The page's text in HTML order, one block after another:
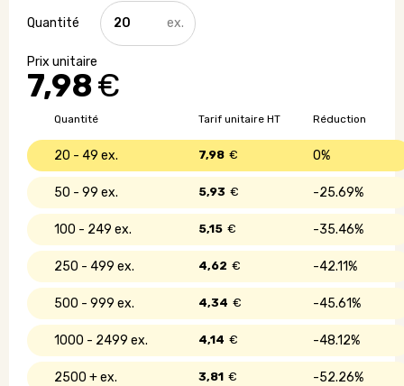
7,98€
quantité
de
Casquette
en
coton
Quantité Réduction
Tarif unitaire HT
20 - 49 0%
7,98 €
50 - 99 25.69%
5,93 €
100 - 249 35.46%
5,15 €
250 - 499 42.11%
4,62 €
500 - 999 45.61%
4,34 €
1000 - 2499 48.12%
4,14 €
2500 + 52.26%
3,81 €